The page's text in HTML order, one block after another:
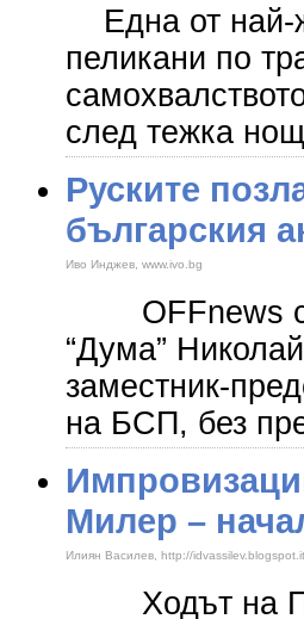
Една от най-
пеликани по
след тежка
Руските
българския
Иво Инджев, www.ivo.bg
OFFnews
“Дума”
заместник-
на БСП, без
Милер –
Илиян Василев, http://idvassilev.blogspot.it
Ходът на